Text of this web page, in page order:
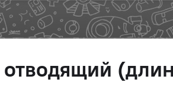
отводящий